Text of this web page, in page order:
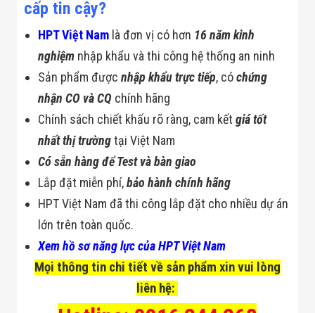
cấp tin cậy?
HPT Việt Nam là đơn vị có hơn 16 năm kinh
nghiệm nhập khẩu và thi công hệ thống an ninh
Sản phẩm đượcnhập khẩu trực tiếp, cóchứng
nhận CO và CQ chính hãng
Chính sách chiết khấu rõ ràng, cam kếtgiá tốt
nhất thị trườngtại Việt Nam
Có sẵn hàng để Test và bàn giao
Lắp đặt miễn phí,bảo hành chính hãng
HPT Việt Nam đã thi công lắp đặt cho nhiều dự án
lớn trên toàn quốc.
Xem hồ sơ năng lực của HPT Việt Nam
Mọi thông tin chi tiết về sản phẩm xin vui lòng
liên hệ: